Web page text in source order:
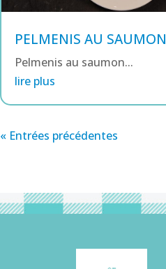
PELMENIS AU SAUMON
Pelmenis au saumon...
lire plus
« Entrées précédentes